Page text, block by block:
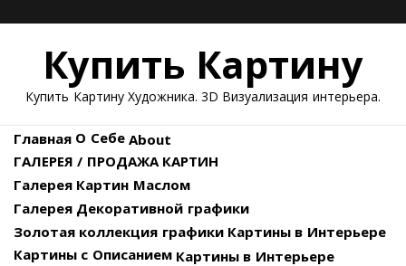
content
ВСЕ
ГАЛЕРЕЯ
ГРАФИКИ
ГАЛЕРЕЯ
МАСЛОМ
ЗОЛОТАЯ
ГРАФИКИ
ЗD
/
РАСЦЕНКИ
3D
ИНТЕРЬЕРА
ВИЗУАЛИЗАЦИЯ
ВИЗУАЛИЗАЦИЯ
ДИПЛОМЫ
НАГРАДЫ
Купить Картину
Купить Картину Художника. 3D Визуализация интерьера.
Главная О Себе About
ГАЛЕРЕЯ / ПРОДАЖА КАРТИН
Галерея Картин Маслом
Галерея Декоративной графики
Золотая коллекция графики Картины в Интерьере
Картины с Описанием Картины в Интерьере